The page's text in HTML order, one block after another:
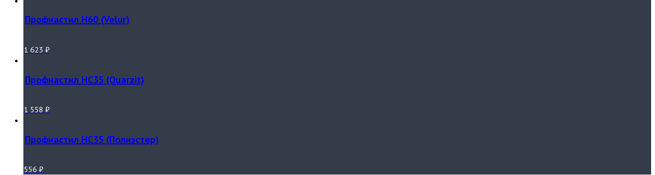
Профнастил Н60 (Velur)
1 623 ₽
Профнастил НС35 (Quarzit)
1 558 ₽
Профнастил НС35 (Полиэстер)
556 ₽